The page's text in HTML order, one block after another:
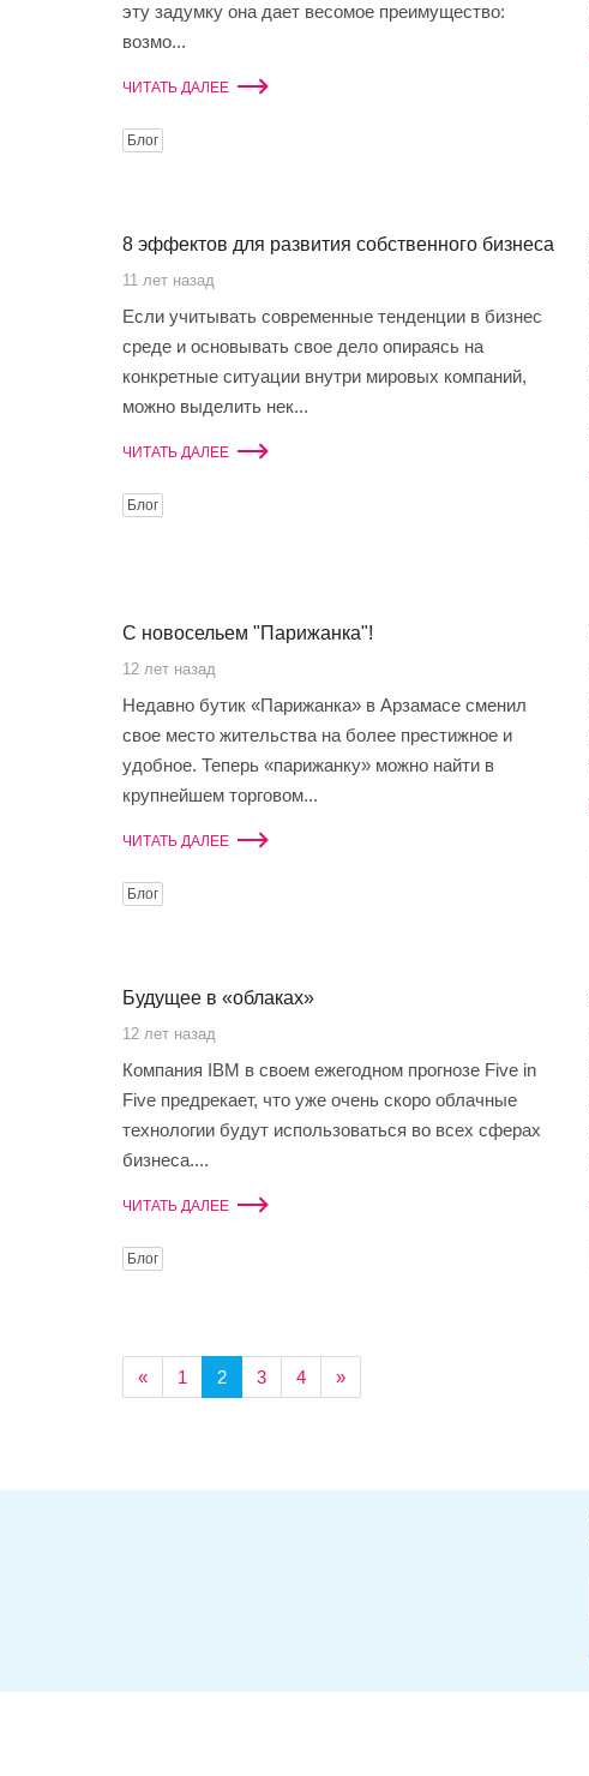
эту задумку она дает весомое преимущество:
возмо...
ЧИТАТЬ ДАЛЕЕ
Блог
8 эффектов для развития собственного бизнеса
11 лет назад
Если учитывать современные тенденции в бизнес
среде и основывать свое дело опираясь на
конкретные ситуации внутри мировых компаний,
можно выделить нек...
ЧИТАТЬ ДАЛЕЕ
Блог
С новосельем "Парижанка"!
12 лет назад
Недавно бутик «Парижанка» в Арзамасе сменил
свое место жительства на более престижное и
удобное. Теперь «парижанку» можно найти в
крупнейшем торговом...
ЧИТАТЬ ДАЛЕЕ
Блог
Будущее в «облаках»
12 лет назад
Компания IBM в своем ежегодном прогнозе Five in
Five предрекает, что уже очень скоро облачные
технологии будут использоваться во всех сферах
бизнеса....
ЧИТАТЬ ДАЛЕЕ
Блог
« 1 2 3 4 »